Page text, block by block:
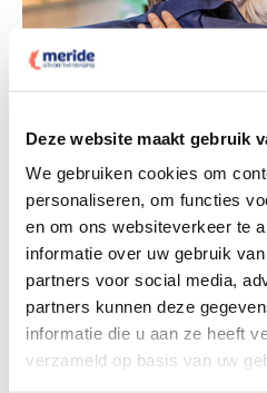
Deze website maakt gebruik
We gebruiken cookies om
personaliseren, om functies
en om ons websiteverkeer te
informatie over uw gebruik
partners voor social media,
partners kunnen deze
informatie die u aan ze heeft
verzameld op basis van uw
Bekijk tarieven voor begrafenis